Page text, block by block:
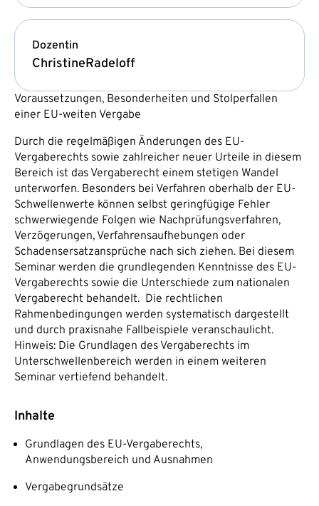
Dozentin
ChristineRadeloff
Voraussetzungen, Besonderheiten und Stolperfallen
einer EU-weiten Vergabe
Durch die regelmäßigen Änderungen des EU-
Vergaberechts sowie zahlreicher neuer Urteile in diesem
Bereich ist das Vergaberecht einem stetigen Wandel
unterworfen. Besonders bei Verfahren oberhalb der EU-
Schwellenwerte können selbst geringfügige Fehler
schwerwiegende Folgen wie Nachprüfungsverfahren,
Verzögerungen, Verfahrensaufhebungen oder
Schadensersatzansprüche nach sich ziehen. Bei diesem
Seminar werden die grundlegenden Kenntnisse des EU-
Vergaberechts sowie die Unterschiede zum nationalen
Vergaberecht behandelt. Die rechtlichen
Rahmenbedingungen werden systematisch dargestellt
und durch praxisnahe Fallbeispiele veranschaulicht.
Hinweis: Die Grundlagen des Vergaberechts im
Unterschwellenbereich werden in einem weiteren
Seminar vertiefend behandelt.
Inhalte
Grundlagen des EU-Vergaberechts,
Anwendungsbereich und Ausnahmen
Vergabegrundsätze